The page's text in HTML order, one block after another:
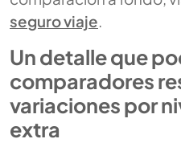
seguro viaje
Un detalle que
comparadores
variaciones por
extra